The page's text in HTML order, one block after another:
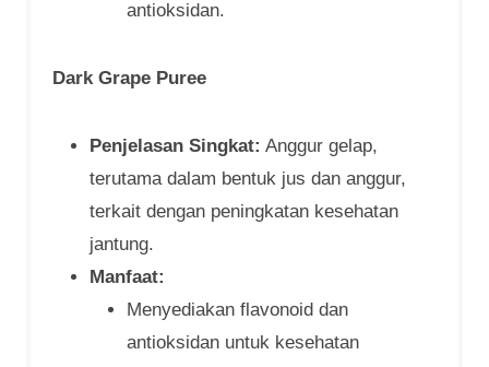
antioksidan.
Dark Grape Puree
Penjelasan Singkat: Anggur gelap,
terutama dalam bentuk jus dan anggur,
terkait dengan peningkatan kesehatan
jantung.
Manfaat:
Menyediakan flavonoid dan
antioksidan untuk kesehatan